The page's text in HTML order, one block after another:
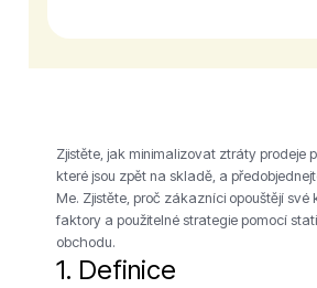
Zjistěte, jak minimalizovat ztráty prodeje
které jsou zpět na skladě, a
Me. Zjistěte, proč zákazníci opouštějí své
faktory a použitelné strategie pomocí
obchodu.
1. Definice